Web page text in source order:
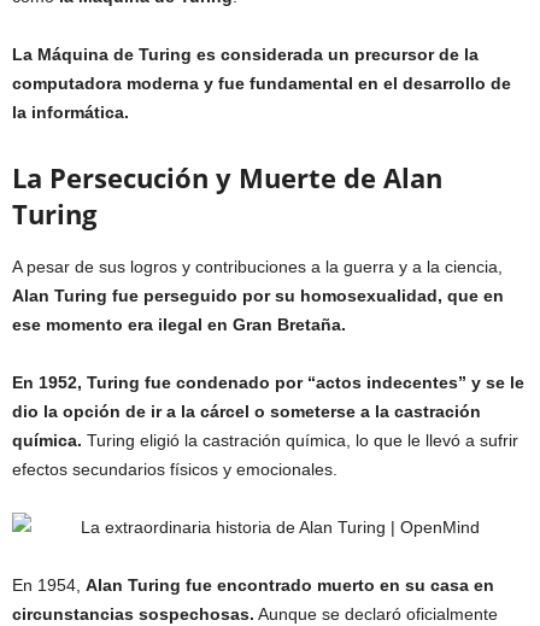
La Máquina de Turing es considerada un precursor de la
computadora moderna y fue fundamental en el desarrollo de
la informática.
La Persecución y Muerte de Alan
Turing
A pesar de sus logros y contribuciones a la guerra y a la ciencia,
Alan Turing fue perseguido por su homosexualidad, que en
ese momento era ilegal en Gran Bretaña.
En 1952, Turing fue condenado por “actos indecentes” y se le
dio la opción de ir a la cárcel o someterse a la castración
química. Turing eligió la castración química, lo que le llevó a sufrir
efectos secundarios físicos y emocionales.
En 1954, Alan Turing fue encontrado muerto en su casa en
circunstancias sospechosas. Aunque se declaró oficialmente